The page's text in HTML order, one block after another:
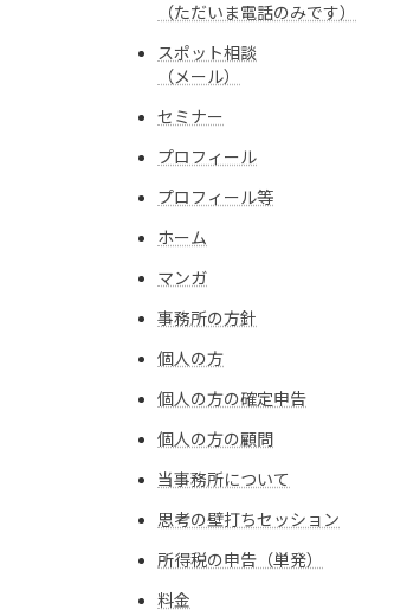
（ただいま電話のみです）
スポット相談
（メール）
セミナー
プロフィール
プロフィール等
ホーム
マンガ
事務所の方針
個人の方
個人の方の確定申告
個人の方の顧問
当事務所について
思考の壁打ちセッション
所得税の申告（単発）
料金